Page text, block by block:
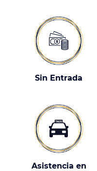
Sin Entrada
Asistencia en